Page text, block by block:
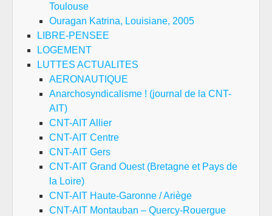
Toulouse
Ouragan Katrina, Louisiane, 2005
LIBRE-PENSEE
LOGEMENT
LUTTES ACTUALITES
AERONAUTIQUE
Anarchosyndicalisme ! (journal de la CNT-
AIT)
CNT-AIT Allier
CNT-AIT Centre
CNT-AIT Gers
CNT-AIT Grand Ouest (Bretagne et Pays de
la Loire)
CNT-AIT Haute-Garonne / Ariège
CNT-AIT Montauban – Quercy-Rouergue